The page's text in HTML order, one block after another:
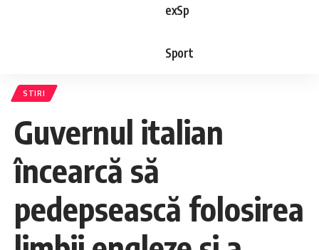
exSp
Sport
STIRI
Guvernul italian
încearcă să
pedepsească folosirea